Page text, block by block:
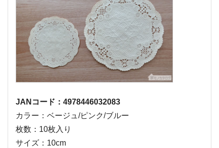
JANコード：4978446032083
カラー：ベージュ/ピンク/ブルー
枚数：10枚入り
サイズ：10cm